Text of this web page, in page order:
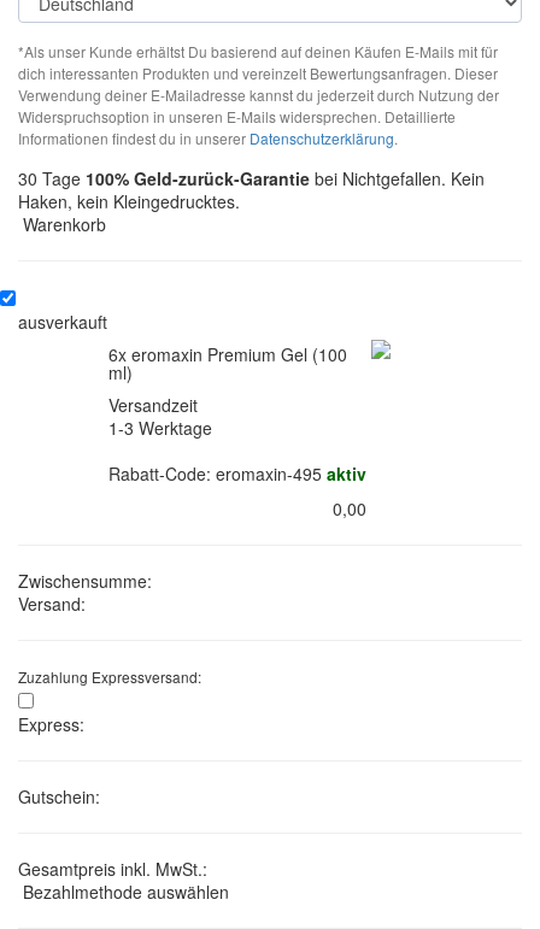
*Als unser Kunde erhältst Du basierend auf deinen Käufen E-Mails mit für
dich interessanten Produkten und vereinzelt Bewertungsanfragen. Dieser
Verwendung deiner E-Mailadresse kannst du jederzeit durch Nutzung der
Widerspruchsoption in unseren E-Mails widersprechen. Detaillierte
Informationen findest du in unserer Datenschutzerklärung.
30 Tage 100% Geld-zurück-Garantie bei Nichtgefallen. Kein
Haken, kein Kleingedrucktes.
Warenkorb
ausverkauft
6x eromaxin Premium Gel (100
ml)
Versandzeit
1-3 Werktage
Rabatt-Code: eromaxin-495 aktiv
0,00
Zwischensumme:
Versand:
Zuzahlung Expressversand:
Express:
Gutschein:
Gesamtpreis inkl. MwSt.:
Bezahlmethode auswählen